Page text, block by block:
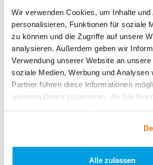
Wir verwenden Cookies, um Inhalte und
personalisieren, Funktionen für soziale
zu können und die Zugriffe auf unsere
analysieren. Außerdem geben wir
Verwendung unserer Website an
soziale Medien, Werbung und Analysen
Partner führen diese Informationen
weiteren Daten zusammen, die Sie
Alle zulassen